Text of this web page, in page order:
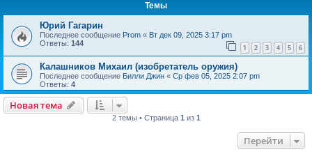
Темы
Юрий Гагарин
Последнее сообщение Prom « Вт дек 09, 2025 3:17 pm
Ответы: 144 1 2 3 4 5 6
Калашников Михаил (изобретатель оружия)
Последнее сообщение Билли Джин « Ср фев 05, 2025 2:07 pm
Ответы: 4
Новая тема
2 темы • Страница 1 из 1
Перейти